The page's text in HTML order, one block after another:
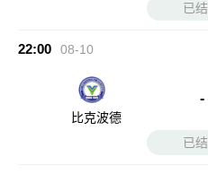
已
22:00 08-10
比克波德
-
已